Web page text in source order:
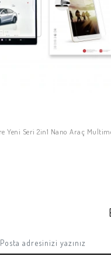
SEPETE EKLE
Yeni Seri 2in1 Nano Araç